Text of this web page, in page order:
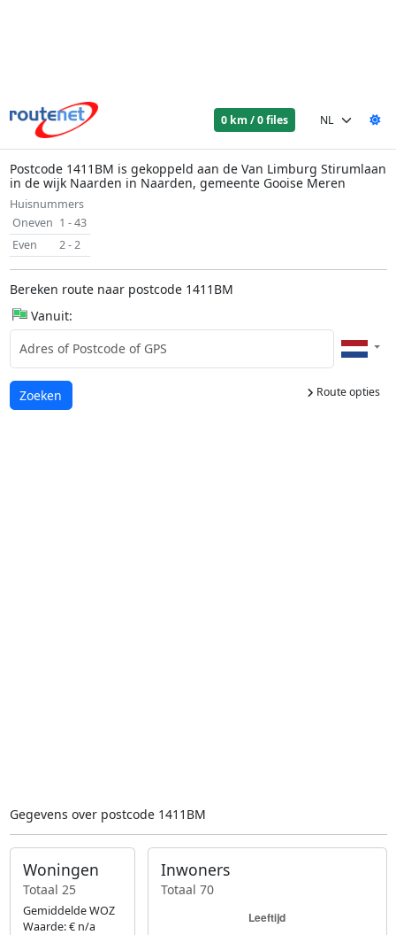
0 km / 0 files
Postcode 1411BM is gekoppeld aan de Van Limburg Stirumlaan
in de wijk Naarden in Naarden, gemeente Gooise Meren
Huisnummers
Oneven 1 - 43
Even
2 - 2
Bereken route naar postcode 1411BM
Vanuit:
Route opties
Laden...
Zoeken
Gegevens over postcode 1411BM
Woningen
Totaal 25
Gemiddelde WOZ
Waarde: € n/a
Inwoners
Totaal 70